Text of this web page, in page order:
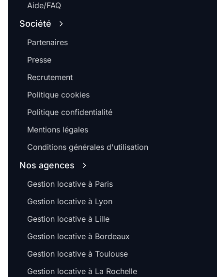
Aide/FAQ
Société
Partenaires
Presse
Recrutement
Politique cookies
Politique confidentialité
Mentions légales
Conditions générales d'utilisation
Nos agences
Gestion locative à Paris
Gestion locative à Lyon
Gestion locative à Lille
Gestion locative à Bordeaux
Gestion locative à Toulouse
Gestion locative à La Rochelle